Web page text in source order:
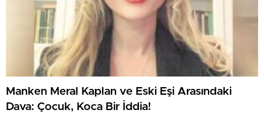
Manken Meral Kaplan ve Eski Eşi Arasındaki
Dava: Çocuk, Koca Bir İddia!